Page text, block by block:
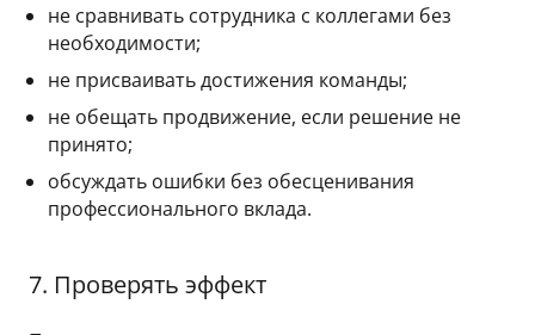
не сравнивать сотрудника с коллегами без
необходимости;
не присваивать достижения команды;
не обещать продвижение, если решение не
принято;
обсуждать ошибки без обесценивания
профессионального вклада.
7. Проверять эффект